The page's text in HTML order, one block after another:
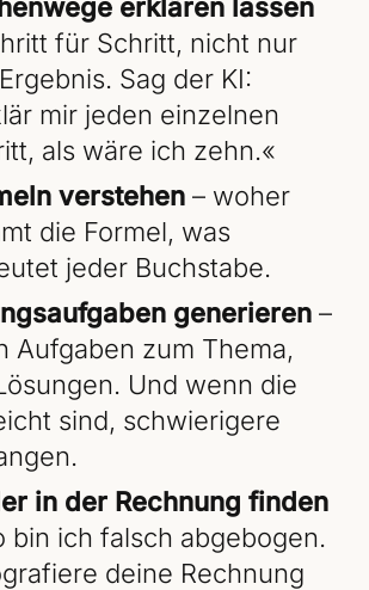
erklären lassen
für Schritt, nicht nur
Sag der KI:
mir jeden einzelnen
als wäre ich zehn.«
verstehen – woher
die Formel, was
jeder Buchstabe.
generieren –
Aufgaben zum Thema,
Und wenn die
sind, schwierigere
in der Rechnung finden
bin ich falsch abgebogen.
deine Rechnung